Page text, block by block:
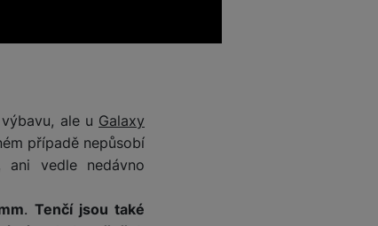
ale u Galaxy
případě nepůsobí
ani vedle nedávno
.Tenčí jsou také